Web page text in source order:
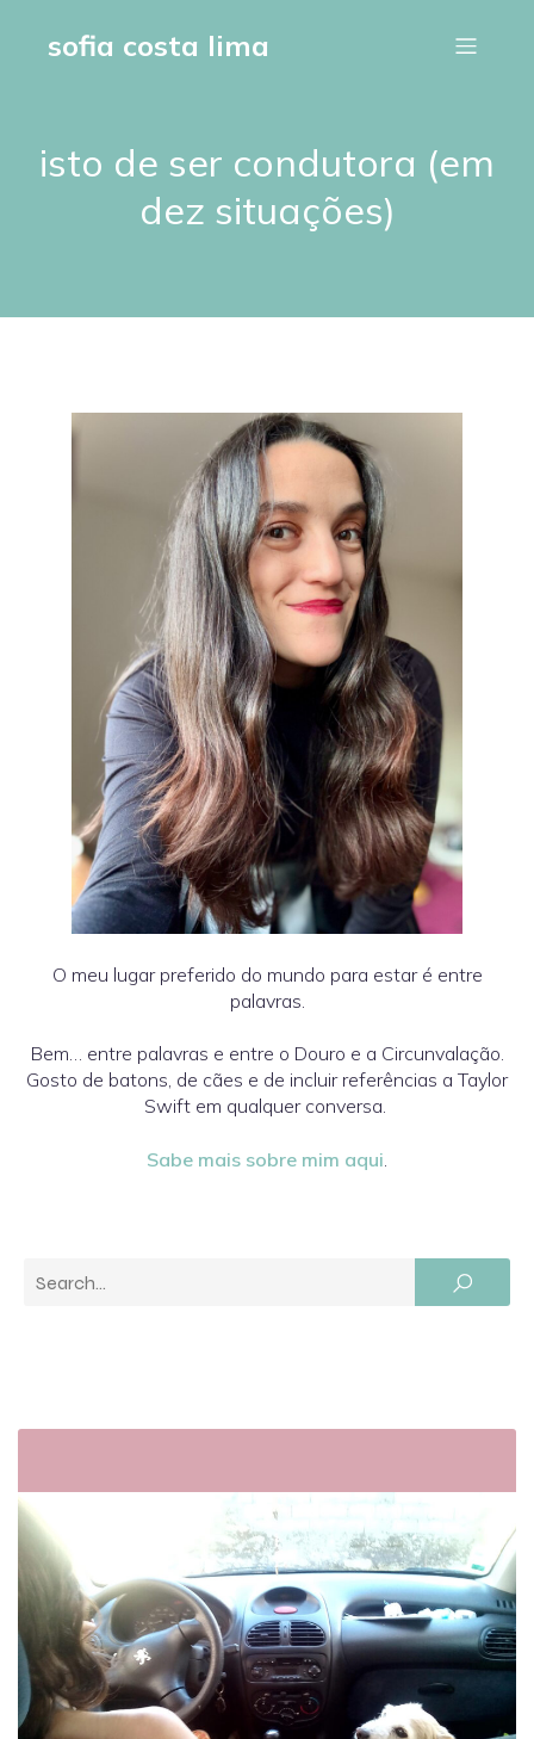
sofia costa lima
isto de ser condutora (em
dez situações)
O meu lugar preferido do mundo para estar é entre
palavras.
Bem… entre palavras e entre o Douro e a Circunvalação.
Gosto de batons, de cães e de incluir referências a Taylor
Swift em qualquer conversa.
Sabe mais sobre mim aqui.